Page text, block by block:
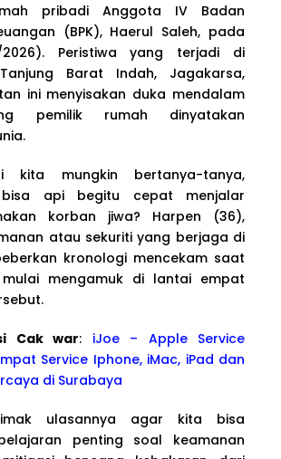
pribadi Anggota IV Badan
(BPK), Haerul Saleh, pada
Peristiwa yang terjadi di
Barat Indah, Jagakarsa,
ini menyisakan duka mendalam
pemilik rumah dinyatakan
kita mungkin bertanya-tanya,
bisa api begitu cepat menjalar
korban jiwa? Harpen (36),
atau sekuriti yang berjaga di
kronologi mencekam saat
mengamuk di lantai empat
Cak war: iJoe – Apple Service
Service Iphone, iMac, iPad dan
di Surabaya
ulasannya agar kita bisa
penting soal keamanan